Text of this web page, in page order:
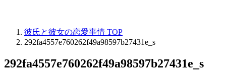
彼氏と彼女の恋愛事情 TOP
292fa4557e760262f49a98597b27431e_s
292fa4557e760262f49a98597b27431e_s